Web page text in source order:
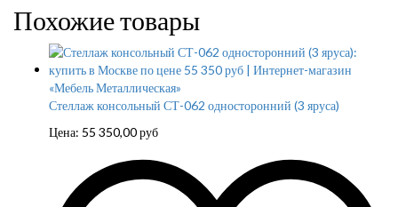
Похожие товары
Стеллаж консольный СТ-062 односторонний (3 яруса)
Цена: 55 350,00руб